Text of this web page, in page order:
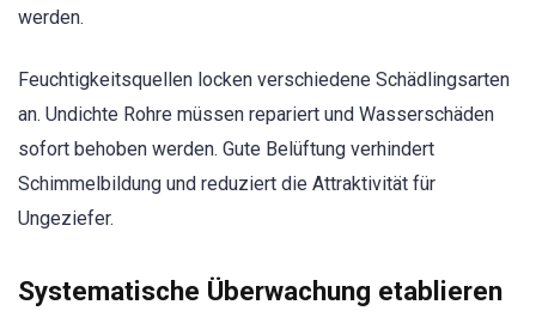
werden.
Feuchtigkeitsquellen locken verschiedene Schädlingsarten
an. Undichte Rohre müssen repariert und Wasserschäden
sofort behoben werden. Gute Belüftung verhindert
Schimmelbildung und reduziert die Attraktivität für
Ungeziefer.
Systematische Überwachung etablieren